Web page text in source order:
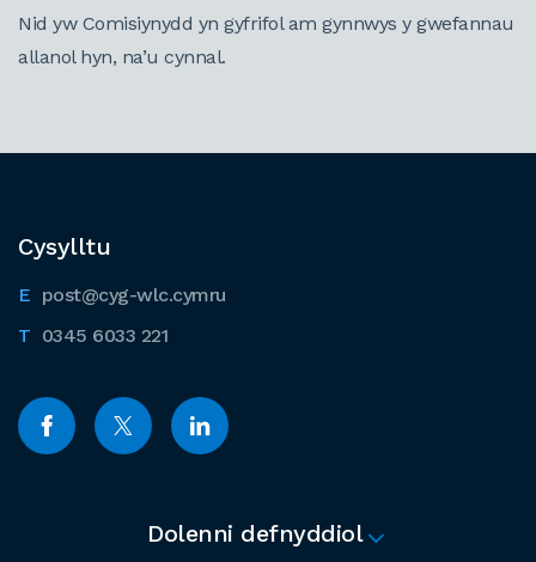
Nid yw Comisiynydd yn gyfrifol am gynnwys y gwefannau
allanol hyn, na’u cynnal.
Cysylltu
post@cyg-wlc.cymru
0345 6033 221
Dolenni defnyddiol